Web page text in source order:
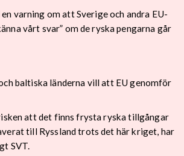
varning om att Sverige och andra EU-
vårt svar” om de ryska pengarna går
baltiska länderna vill att EU genomför
att det finns frysta ryska tillgångar
till Ryssland trots det här kriget, har
SVT.